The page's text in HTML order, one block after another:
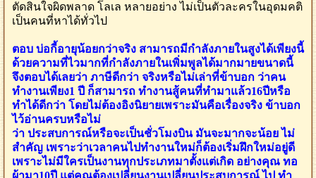
ตัดสินใจผิดพลาด โลเล หลายอย่าง ไม่เป็นตัวละครในอุดมคติ
เป็นคนที่หาได้ทั่วไป
ตอบ บ่อกี้อายุน้อยกว่าจริง สามารถมีกำลังภายในสูงได้เพียงนี้
ด้วยความที่ไวมากที่กำลังภายในเพิ่มพูลได้มากมายขนาดนี้
จึงตอบได้เลยว่า ภาษีดีกว่า จริงหรือไม่เล่าที่ข้าบอก ว่าคน
ทำงานเพียง1 ปี ก็สามารถ ทำงานสู้คนที่ทำมาแล้ว16ปีหรือ
ทำได้ดีกว่า โดยไม่ต้องอิงนิยายเพราะมันคือเรื่องจริง ข้าบอก
ไว้อ่านครบหรือไม่
ว่า ประสบการณ์หรือจะเป็นชั่วโมงบิน มันจะมากจะน้อย ไม่
สำคัญ เพราะว่าเวลาคนไปทำงานใหม่ก็ต้องเริ่มฝึกใหม่อยู่ดี
เพราะไม่มีใครเป็นงานทุกประเภทมาตั้งแต่เกิด อย่างคุณ ทอ
ผ้ามา10ปี แต่คุณต้องเปลี่ยนงานเปลี่ยนประสบการณ์ ไป ทำ